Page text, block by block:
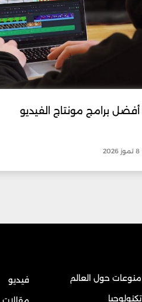
أفضل برامج مونتاج الفيديو
8 تموز 2026
منوعات حول العالم
تكنولوجيا
فيديو